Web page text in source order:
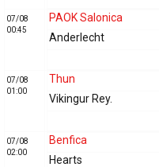
07/08
00:45
PAOK Salonica
Anderlecht
07/08
01:00
Thun
Vikingur Rey.
07/08
02:00
Benfica
Hearts